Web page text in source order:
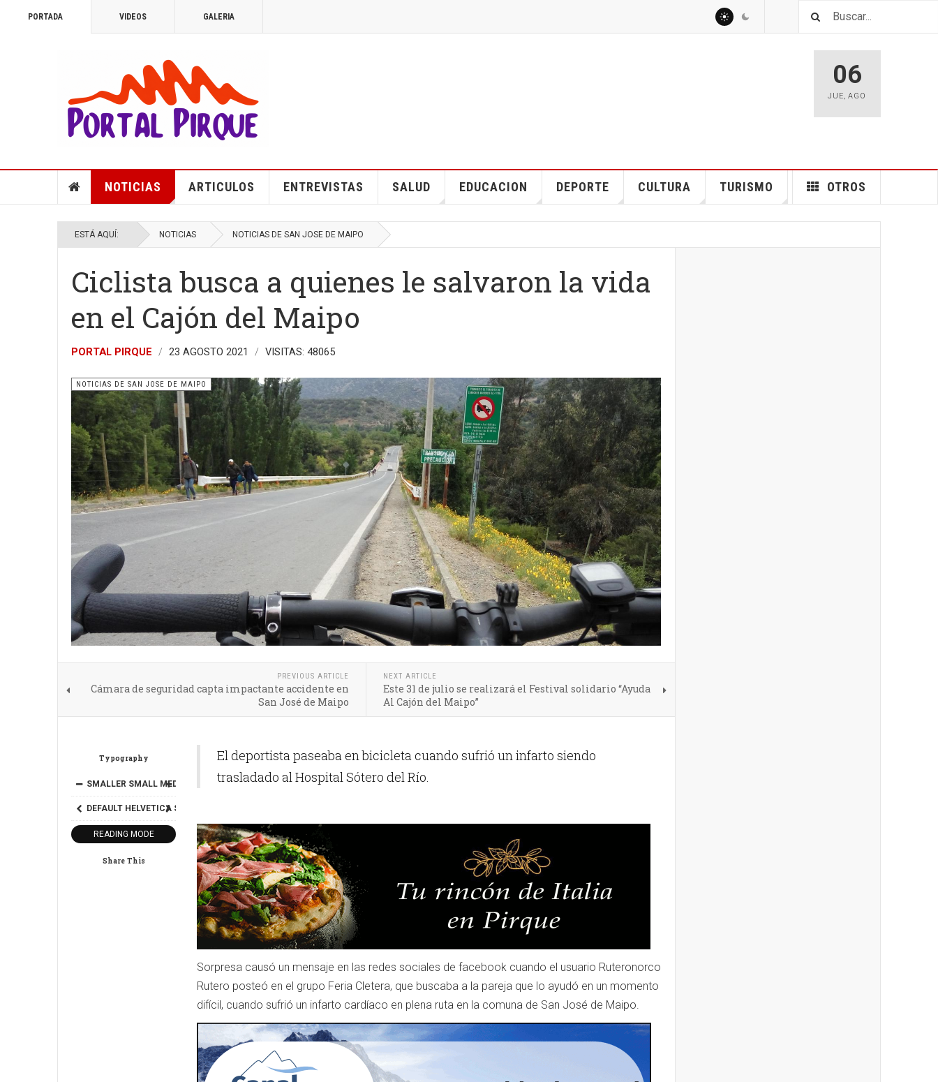
PORTADA VIDEOS GALERIA
06
JUE,AGO
NOTICIAS ARTICULOS ENTREVISTAS SALUD EDUCACION DEPORTE CULTURA TURISMO OTROS
ESTÁ AQUÍ: NOTICIAS NOTICIAS DE SAN JOSE DE MAIPO
Ciclista busca a quienes le salvaron la vida
en el Cajón del Maipo
PORTAL PIRQUE 23 AGOSTO 2021 VISITAS: 48065
NOTICIAS DE SAN JOSE DE MAIPO
PREVIOUS ARTICLE
Cámara de seguridad capta impactante accidente en
San José de Maipo
NEXT ARTICLE
Este 31 de julio se realizará el Festival solidario “Ayuda
Al Cajón del Maipo”
Typography
SMALLER SMALL MEDIUM BIGGER
DEFAULT HELVETICA SEGOE
READING MODE
Share This
El deportista paseaba en bicicleta cuando sufrió un infarto siendo
trasladado al Hospital Sótero del Río.
Sorpresa causó un mensaje en las redes sociales de facebook cuando el usuario Ruteronorco
Rutero posteó en el grupo Feria Cletera, que buscaba a la pareja que lo ayudó en un momento
difícil, cuando sufrió un infarto cardíaco en plena ruta en la comuna de San José de Maipo.